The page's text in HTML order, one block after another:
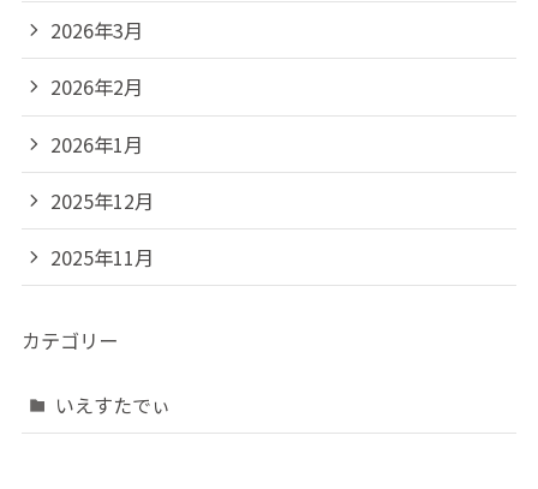
2026年3月
2026年2月
2026年1月
2025年12月
2025年11月
カテゴリー
いえすたでぃ